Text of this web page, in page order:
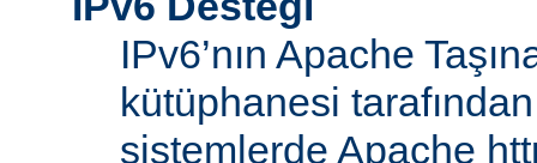
IPv6’nın Apache
kütüphanesi
sistemlerde Apache